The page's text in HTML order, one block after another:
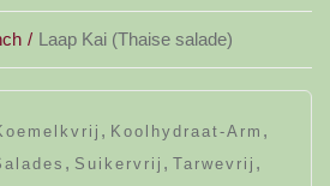
Laap Kai (Thaise salade)
, Koolhydraat-Arm ,
, Suikervrij , Tarwevrij ,